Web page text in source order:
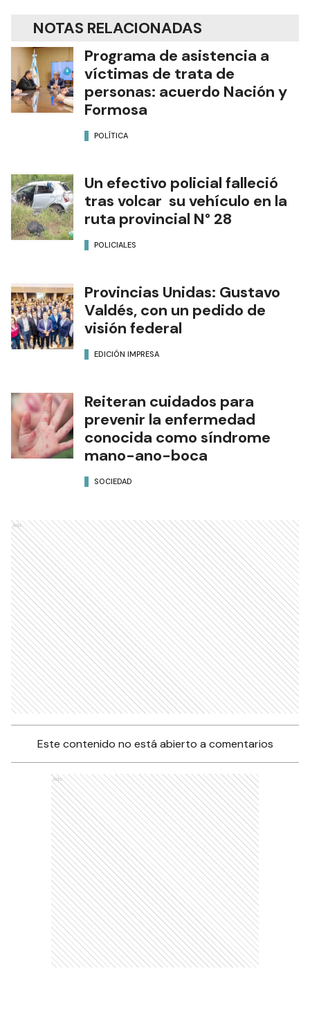
NOTAS RELACIONADAS
Programa de asistencia a
víctimas de trata de
personas: acuerdo Nación y
Formosa
POLÍTICA
Un efectivo policial falleció
tras volcar su vehículo en la
ruta provincial N° 28
POLICIALES
Provincias Unidas: Gustavo
Valdés, con un pedido de
visión federal
EDICIÓN IMPRESA
Reiteran cuidados para
prevenir la enfermedad
conocida como síndrome
mano-ano-boca
SOCIEDAD
Ads
Este contenido no está abierto a comentarios
Ads